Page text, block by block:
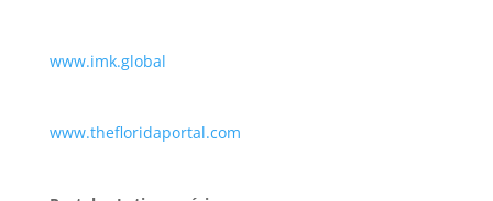
www.imk.global
www.thefloridaportal.com